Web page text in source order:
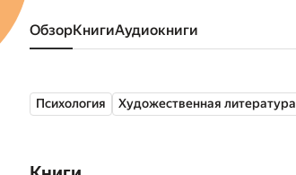
Обзор книги аудиокниги
Психология Художественная литература